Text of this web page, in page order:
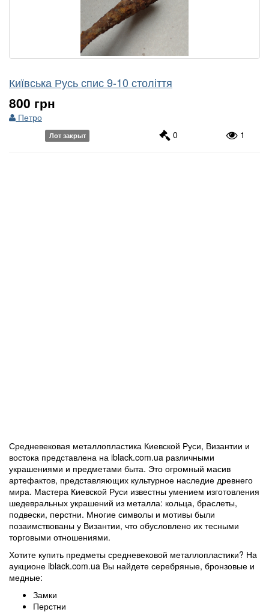
Київська Русь спис 9-10 століття
800 грн
Петро
Лот закрыт 0 1
Средневековая металлопластика Киевской Руси, Византии и
востока представлена на iblack.com.ua различными
украшениями и предметами быта. Это огромный масив
артефактов, представляющих культурное наследие древнего
мира. Мастера Киевской Руси известны умением изготовления
шедевральных украшений из металла: кольца, браслеты,
подвески, перстни. Многие символы и мотивы были
позаимствованы у Византии, что обусловлено их тесными
торговыми отношениями.
Хотите купить предметы средневековой металлопластики? На
аукционе iblack.com.ua Вы найдете серебряные, бронзовые и
медные:
Замки
Перстни